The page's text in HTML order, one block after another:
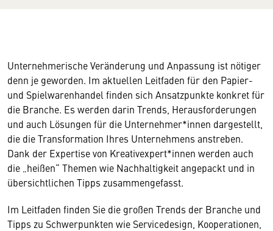
Unternehmerische Veränderung und Anpassung ist nötiger
denn je geworden. Im aktuellen Leitfaden für den Papier-
und Spielwarenhandel finden sich Ansatzpunkte konkret für
die Branche. Es werden darin Trends, Herausforderungen
und auch Lösungen für die Unternehmer*innen dargestellt,
die die Transformation Ihres Unternehmens anstreben.
Dank der Expertise von Kreativexpert*innen werden auch
die „heißen“ Themen wie Nachhaltigkeit angepackt und in
übersichtlichen Tipps zusammengefasst.
Im Leitfaden finden Sie die großen Trends der Branche und
Tipps zu Schwerpunkten wie Servicedesign, Kooperationen,